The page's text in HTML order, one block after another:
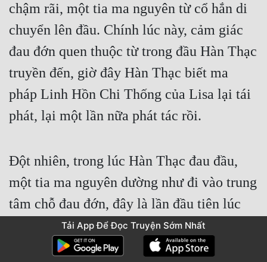
chậm rãi, một tia ma nguyên từ cổ hắn di
chuyển lên đầu. Chính lúc này, cảm giác
đau đớn quen thuộc từ trong đầu Hàn Thạc
truyền đến, giờ đây Hàn Thạc biết ma
pháp Linh Hồn Chi Thống của Lisa lại tái
phát, lại một lần nữa phát tác rồi.
Đột nhiên, trong lúc Hàn Thạc đau đầu,
một tia ma nguyên dường như đi vào trung
tâm chỗ đau đớn, đây là lần đầu tiên lúc
Linh Hồn Chi Thống phát tác mà ma
nguyên trùng hợp tiến vào trong đầu, Hàn
Tải App Để Đọc Truyện Sớm Nhất